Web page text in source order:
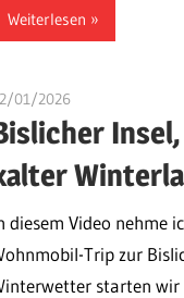
Weiterlesen
01/2026ulomek_foto
diesem Video nehme
Trip zur
starten wir